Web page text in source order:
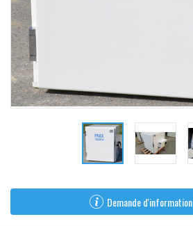
Demande